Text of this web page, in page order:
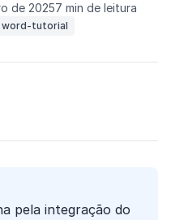
de 20257 min de leitura
word-tutorial
pela integração do